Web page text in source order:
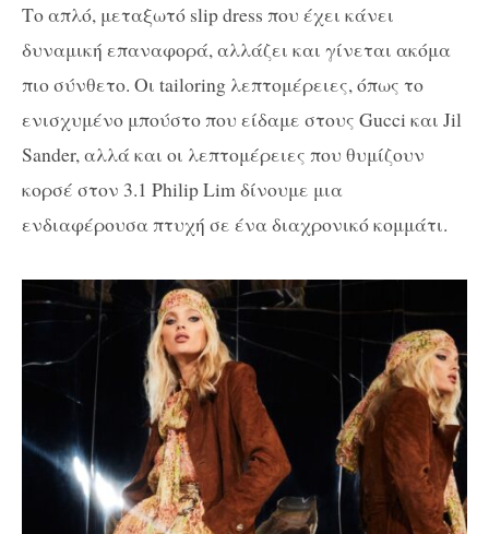
Το απλό, μεταξωτό slip dress που έχει κάνει
δυναμική επαναφορά, αλλάζει και γίνεται ακόμα
πιο σύνθετο. Οι tailoring λεπτομέρειες, όπως το
ενισχυμένο μπούστο που είδαμε στους Gucci και Jil
Sander, αλλά και οι λεπτομέρειες που θυμίζουν
κορσέ στον 3.1 Philip Lim δίνουμε μια
ενδιαφέρουσα πτυχή σε ένα διαχρονικό κομμάτι.